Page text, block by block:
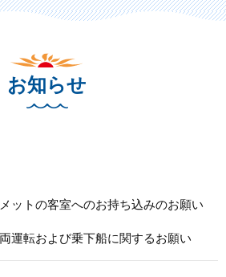
お知らせ
ットの客室へのお持ち込みのお願い
運転および乗下船に関するお願い